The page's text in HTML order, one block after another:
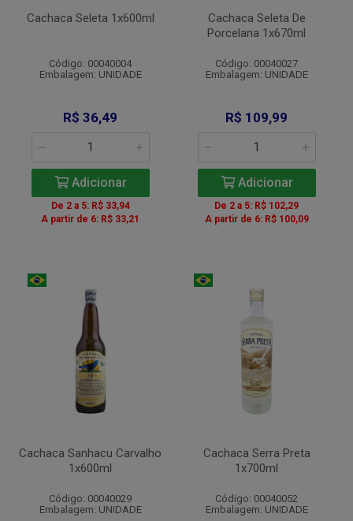
Cachaca Seleta 1x600ml
Código: 00040004
Embalagem: UNIDADE
R$ 36,49
Adicionar
De 2 a 5: R$ 33,94
A partir de 6: R$ 33,21
Cachaca Seleta De
Porcelana 1x670ml
Código: 00040027
Embalagem: UNIDADE
R$ 109,99
Adicionar
De 2 a 5: R$ 102,29
A partir de 6: R$ 100,09
Cachaca Sanhacu Carvalho
1x600ml
Código: 00040029
Embalagem: UNIDADE
Cachaca Serra Preta
1x700ml
Código: 00040052
Embalagem: UNIDADE